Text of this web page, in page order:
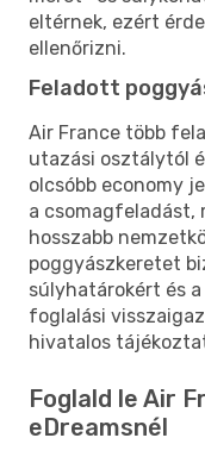
eltérnek, ezért
ellenőrizni.
Feladott
Air France több
utazási osztálytól
olcsóbb economy
a csomagfeladást,
hosszabb
poggyászkeretet
súlyhatárokért és
foglalási
hivatalos
Foglald le Air
eDreamsnél